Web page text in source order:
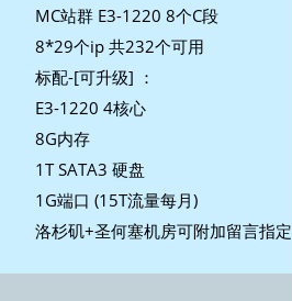
MC站群 E3-1220 8个C段
8*29个ip 共232个可用
标配-[可升级] ：
E3-1220 4核心
8G内存
1T SATA3 硬盘
1G端口 (15T流量每月)
洛杉矶+圣何塞机房可附加留言指定